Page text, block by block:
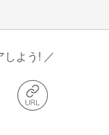
しよう!